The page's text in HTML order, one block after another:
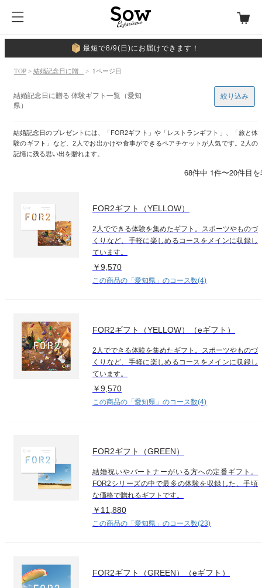
最短で8/9(日)にお届けできます！
TOP > 結婚記念日に贈... > 1ページ目
結婚記念日に贈る 体験ギフト一覧（愛知
県）
結婚記念日のプレゼントには、「FOR2ギフト」や「レストランギフト」、「旅と体
験のギフト」など、2人でお出かけや食事ができるペアチケットが人気です。2人の
記憶に残る思い出を贈れます。
絞り込み
68件中 1件〜20件目
FOR2ギフト（YELLOW）
2人でできる体験を集めたギフト。スポーツやものづ
くりなど、手軽に楽しめるコースをメインに収録し
ています。
￥9,570
この商品の「愛知県」のコース数(4)
FOR2ギフト（YELLOW）（eギフト）
2人でできる体験を集めたギフト。スポーツやものづ
くりなど、手軽に楽しめるコースをメインに収録し
ています。
￥9,570
この商品の「愛知県」のコース数(4)
FOR2ギフト（GREEN）
結婚祝いやパートナーがいる方への定番ギフト。
FOR2シリーズの中で最多の体験を収録した、手頃
な価格で贈れるギフトです。
￥11,880
この商品の「愛知県」のコース数(23)
FOR2ギフト（GREEN）（eギフト）